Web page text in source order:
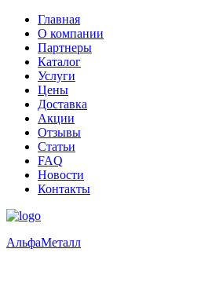
Главная
О компании
Партнеры
Каталог
Услуги
Цены
Доставка
Акции
Отзывы
Статьи
FAQ
Новости
Контакты
АльфаМеталл